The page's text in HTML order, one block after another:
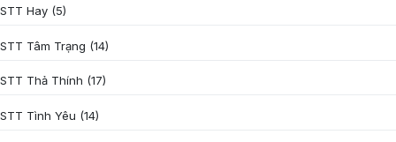
STT Hay (5)
STT Tâm Trạng (14)
STT Thả Thính (17)
STT Tình Yêu (14)